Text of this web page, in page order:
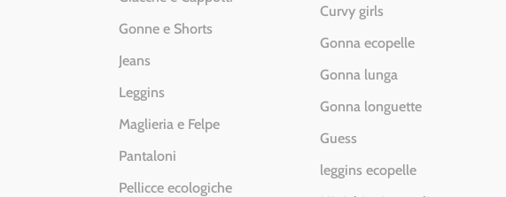
Gonne e Shorts
Jeans
Leggins
Maglieria e Felpe
Pantaloni
Pellicce ecologiche
Curvy girls
Gonna ecopelle
Gonna lunga
Gonna longuette
Guess
leggins ecopelle